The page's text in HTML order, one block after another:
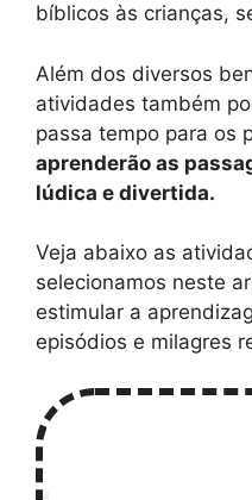
bíblicos às crianças,
Além dos diversos
atividades também
passa tempo para os
aprenderão as
lúdica e divertida.
Veja abaixo as
selecionamos neste
estimular a
episódios e milagres